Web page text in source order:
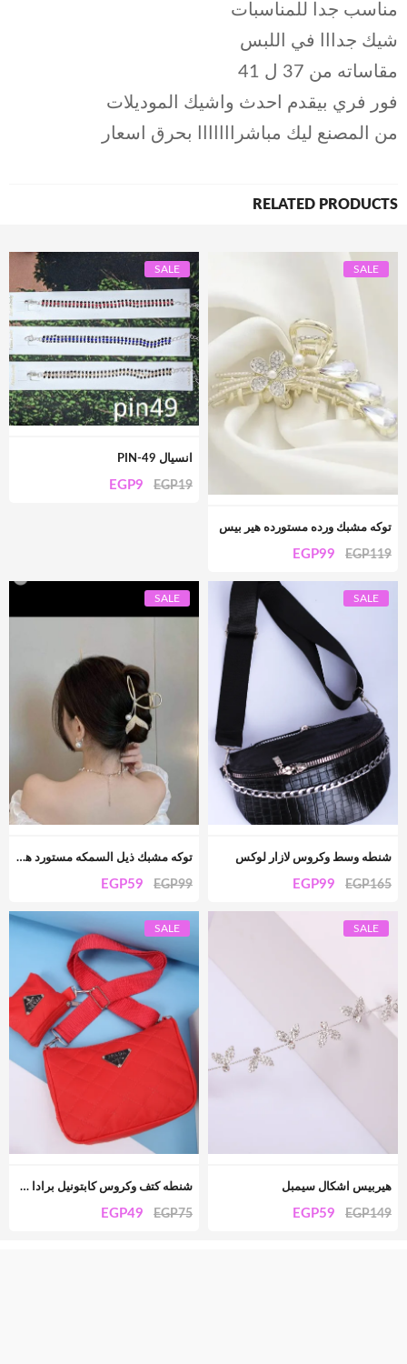
مناسب جدا للمناسبات
شيك جدااا في اللبس
مقاساته من 37 ل 41
فور فري بيقدم احدث واشيك الموديلات
من المصنع ليك مباشرااااااا بحرق اسعار
RELATED PRODUCTS
SALE
انسيال PIN-49
EGP19
EGP9
SALE
توكه مشبك ورده مستورده هير بيس
EGP119
EGP99
SALE
توكه مشبك ذيل السمكه مستورد هير بيس
EGP99
EGP59
SALE
شنطه وسط وكروس لازار لوكس
EGP165
EGP99
SALE
شنطه كتف وكروس كابتونيل برادا + بوك
EGP75
EGP49
SALE
هيربيس اشكال سيمبل
EGP149
EGP59